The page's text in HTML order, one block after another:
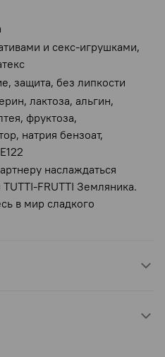
и секс-игрушками,
защита, без липкости
лактоза, альгин,
фруктоза,
натрия бензоат,
наслаждаться
FRUTTI Земляника.
в мир сладкого